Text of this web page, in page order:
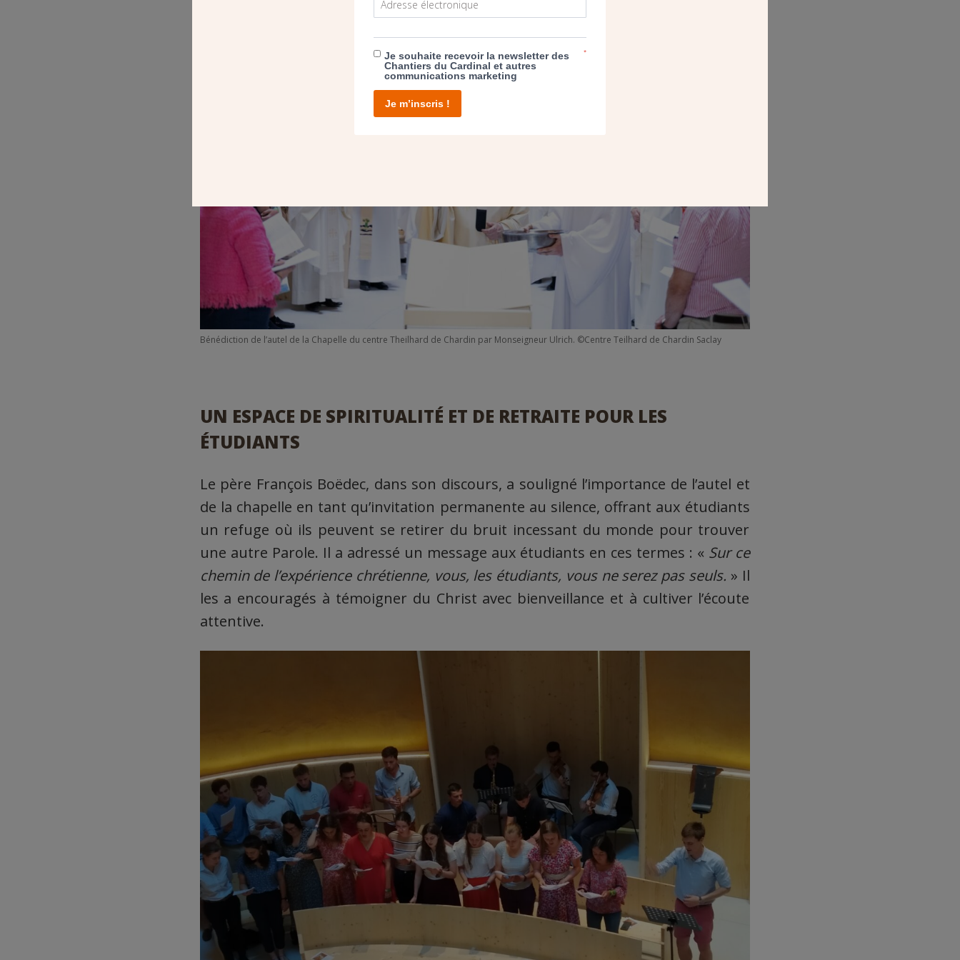
Bénédiction de l’autel de la Chapelle du centre Theilhard de Chardin par Monseigneur Ulrich. ©Centre Teilhard de Chardin Saclay
UN ESPACE DE SPIRITUALITÉ ET DE RETRAITE POUR LES
ÉTUDIANTS
Le père François Boëdec, dans son discours, a souligné l’importance de l’autel et
de la chapelle en tant qu’invitation permanente au silence, offrant aux étudiants
un refuge où ils peuvent se retirer du bruit incessant du monde pour trouver
une autre Parole. Il a adressé un message aux étudiants en ces termes : « Sur ce
chemin de l’expérience chrétienne, vous, les étudiants, vous ne serez pas seuls. » Il
les a encouragés à témoigner du Christ avec bienveillance et à cultiver l’écoute
attentive.
Je souhaite recevoir la newsletter des
Chantiers du Cardinal et autres
communications marketing
*
Je m’inscris !